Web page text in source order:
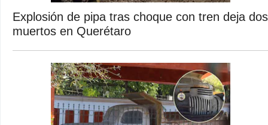
Explosión de pipa tras choque con tren deja dos
muertos en Querétaro